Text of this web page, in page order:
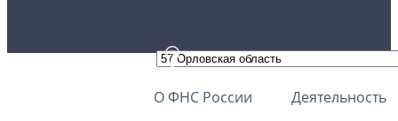
О ФНС России Деятельность